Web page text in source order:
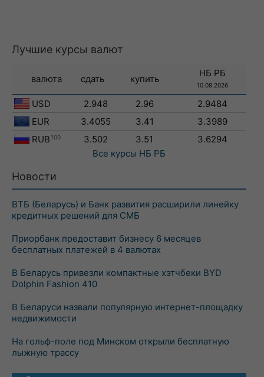
Лучшие курсы валют
валюта сдать купить
НБ РБ
10.08.2026
USD 2.948 2.96
2.9484
EUR
3.4055 3.41
3.3989
RUB 100 3.502 3.51
3.6294
Все курсы НБ РБ
Новости
ВТБ (Беларусь) и Банк развития расширили линейку
кредитных решений для СМБ
Приорбанк предоставит бизнесу 6 месяцев
бесплатных платежей в 4 валютах
В Беларусь привезли компактные хэтчбеки BYD
Dolphin Fashion 410
В Беларуси назвали популярную интернет-площадку
недвижимости
На гольф-поле под Минском открыли бесплатную
лыжную трассу